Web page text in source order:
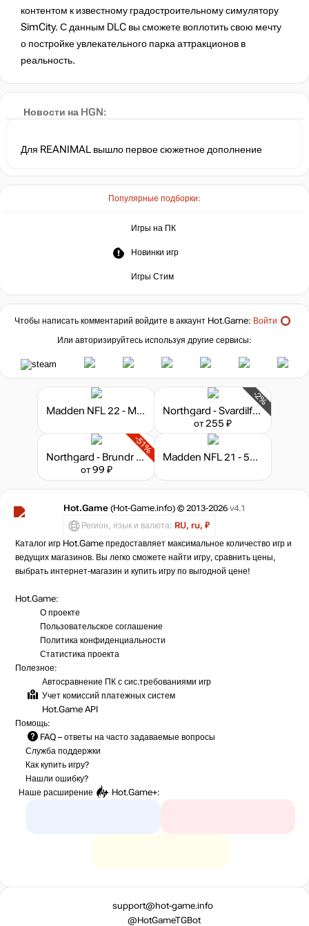
Новости на HGN:
Для REANIMAL вышло первое сюжетное дополнение
Популярные подборки:
Игры на ПК
Новинки игр
Игры Стим
контентом к известному градостроительному симулятору
SimCity. С данным DLC вы сможете воплотить свою мечту
о постройке увлекательного парка аттракционов в
реальность.
Чтобы написать комментарий войдите в аккаунт Hot.Game: Войти
Или авторизируйтесь используя другие сервисы:
Madden NFL 22 - Madden Points
-2%
Northgard - Svardilfari, Clan of the Horse
от 255 ₽
-51%
Northgard - Brundr & Kaelinn, Clan of the Lynx
от 99 ₽
Madden NFL 21 - 500 Madden Points
Hot.Game (Hot-Game.info) © 2013-2026 v4.1
Регион, язык и валюта: RU, ru, ₽
Каталог игр Hot.Game предоставляет максимальное количество игр и
ведущих магазинов. Вы легко сможете найти игру, сравнить цены,
выбрать интернет-магазин и купить игру по выгодной цене!
Hot.Game:
О проекте
Пользовательское соглашение
Политика конфиденциальности
Статистика проекта
Полезное:
Автосравнение ПК с сис.требованиями игр
Учет комиссий платежных систем
Hot.Game API
Помощь:
FAQ – ответы на часто задаваемые вопросы
Служба поддержки
Как купить игру?
Нашли ошибку?
Наше расширение
Hot.Game+:
support@hot-game.info
@HotGameTGBot